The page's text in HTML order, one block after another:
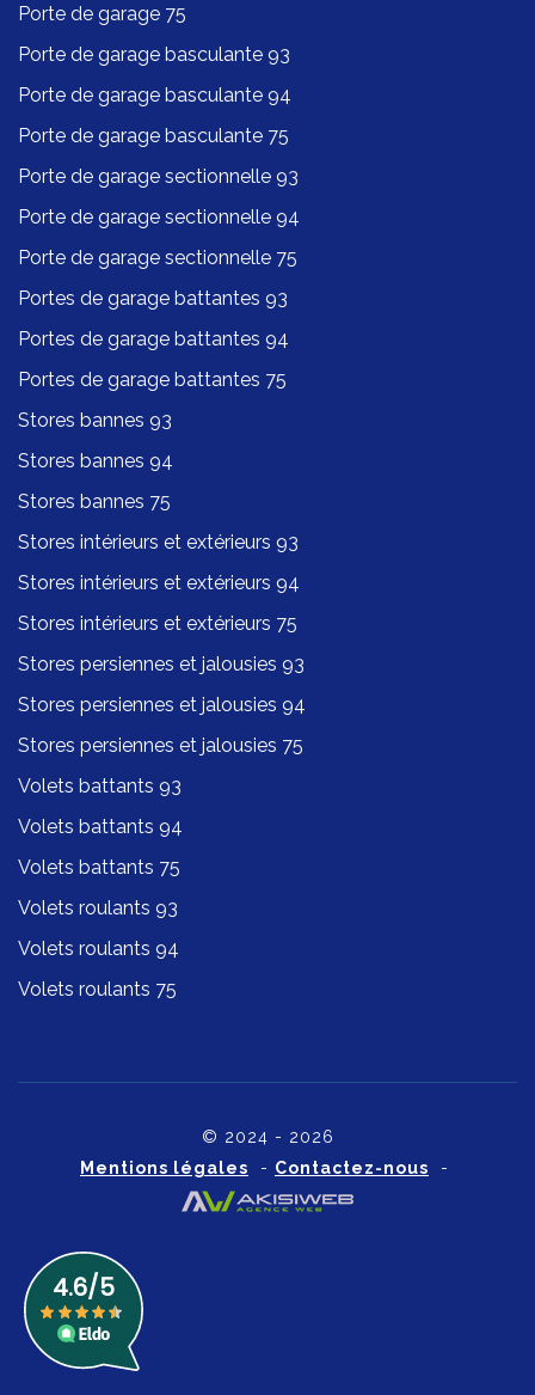
Porte de garage 75
Porte de garage basculante 93
Porte de garage basculante 94
Porte de garage basculante 75
Porte de garage sectionnelle 93
Porte de garage sectionnelle 94
Porte de garage sectionnelle 75
Portes de garage battantes 93
Portes de garage battantes 94
Portes de garage battantes 75
Stores bannes 93
Stores bannes 94
Stores bannes 75
Stores intérieurs et extérieurs 93
Stores intérieurs et extérieurs 94
Stores intérieurs et extérieurs 75
Stores persiennes et jalousies 93
Stores persiennes et jalousies 94
Stores persiennes et jalousies 75
Volets battants 93
Volets battants 94
Volets battants 75
Volets roulants 93
Volets roulants 94
Volets roulants 75
© 2024 - 2026
Mentions légales - Contactez-nous -